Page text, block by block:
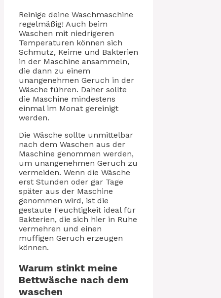
Reinige deine Waschmaschine
regelmäßig! Auch beim
Waschen mit niedrigeren
Temperaturen können sich
Schmutz, Keime und Bakterien
in der Maschine ansammeln,
die dann zu einem
unangenehmen Geruch in der
Wäsche führen. Daher sollte
die Maschine mindestens
einmal im Monat gereinigt
werden.
Die Wäsche sollte unmittelbar
nach dem Waschen aus der
Maschine genommen werden,
um unangenehmen Geruch zu
vermeiden. Wenn die Wäsche
erst Stunden oder gar Tage
später aus der Maschine
genommen wird, ist die
gestaute Feuchtigkeit ideal für
Bakterien, die sich hier in Ruhe
vermehren und einen
muffigen Geruch erzeugen
können.
Warum stinkt meine
Bettwäsche nach dem
waschen